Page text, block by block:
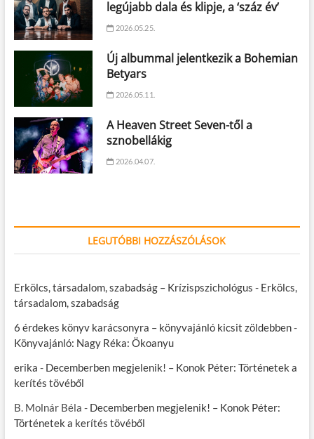
legújabb dala és klipje, a ‘száz év’
2026.05.25.
Új albummal jelentkezik a Bohemian
Betyars
2026.05.11.
A Heaven Street Seven-től a
sznobellákig
2026.04.07.
LEGUTÓBBI HOZZÁSZÓLÁSOK
Erkölcs, társadalom, szabadság – Krízispszichológus - Erkölcs,
társadalom, szabadság
6 érdekes könyv karácsonyra – könyvajánló kicsit zöldebben-
Könyvajánló: Nagy Réka: Ökoanyu
erika - Decemberben megjelenik! – Konok Péter: Történetek a
kerítés tövéből
B. Molnár Béla - Decemberben megjelenik! – Konok Péter:
Történetek a kerítés tövéből